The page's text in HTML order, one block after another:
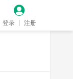

登录 注册